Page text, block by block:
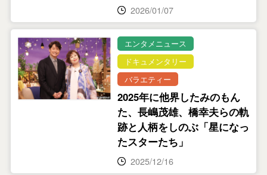
2026/01/07
エンタメニュース
ドキュメンタリー
バラエティー
2025年に他界したみのもん
た、長嶋茂雄、橋幸夫らの軌
跡と人柄をしのぶ「星になっ
たスターたち」
2025/12/16